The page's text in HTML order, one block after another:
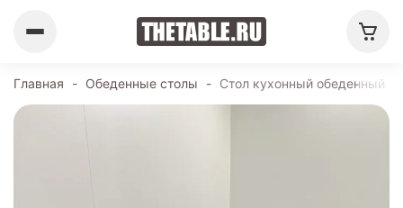
Главная - Обеденные столы - Стол кухонный обеденный